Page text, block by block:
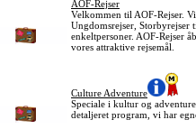
AOF-Rejser
Velkommen til AOF-Rejser.
Ungdomsrejser, Storbyrejser
enkeltpersoner. AOF-Rejser
vores attraktive rejsemål.
Culture Adventure
Speciale i kultur og
detaljeret program, vi har